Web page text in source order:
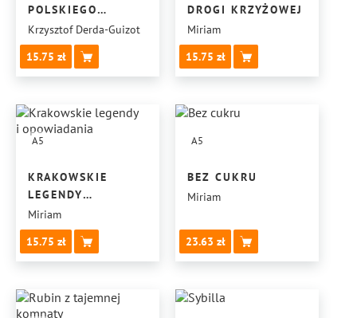
POLSKIEGO
SREDNIOWIECZA
I KRÓLÓW
POLSKICH.
Krzysztof Derda-Guizot
15.75
DROGI KRZYŻOWEJ
Miriam
15.75
A5
KRAKOWSKIE
LEGENDY
I OPOWIADANIA
Miriam
15.75
A5
BEZ CUKRU
Miriam
23.63